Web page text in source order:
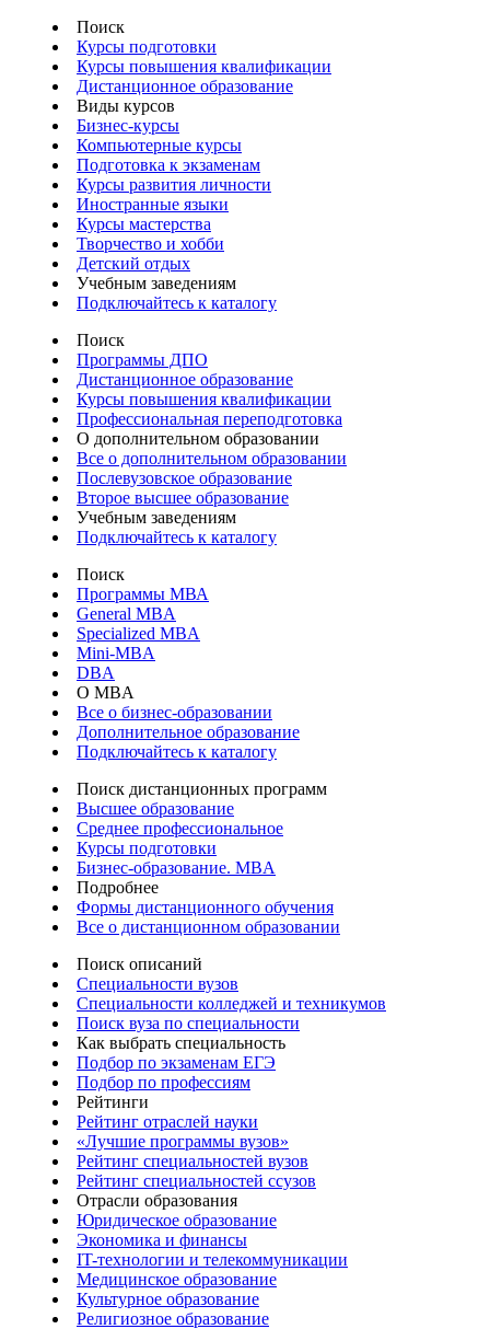
Поиск
Курсы подготовки
Курсы повышения квалификации
Дистанционное образование
Виды курсов
Бизнес-курсы
Компьютерные курсы
Подготовка к экзаменам
Курсы развития личности
Иностранные языки
Курсы мастерства
Творчество и хобби
Детский отдых
Учебным заведениям
Подключайтесь к каталогу
Поиск
Программы ДПО
Дистанционное образование
Курсы повышения квалификации
Профессиональная переподготовка
О дополнительном образовании
Все о дополнительном образовании
Послевузовское образование
Второе высшее образование
Учебным заведениям
Подключайтесь к каталогу
Поиск
Программы МВА
General MBA
Specialized MBA
Mini-MBA
DBA
О MBA
Все о бизнес-образовании
Дополнительное образование
Подключайтесь к каталогу
Поиск дистанционных программ
Высшее образование
Среднее профессиональное
Курсы подготовки
Бизнес-образование. MBA
Подробнее
Формы дистанционного обучения
Все о дистанционном образовании
Поиск описаний
Специальности вузов
Специальности колледжей и техникумов
Поиск вуза по специальности
Как выбрать специальность
Подбор по экзаменам ЕГЭ
Подбор по профессиям
Рейтинги
Рейтинг отраслей науки
«Лучшие программы вузов»
Рейтинг специальностей вузов
Рейтинг специальностей ссузов
Отрасли образования
Юридическое образование
Экономика и финансы
IT-технологии и телекоммуникации
Медицинское образование
Культурное образование
Религиозное образование